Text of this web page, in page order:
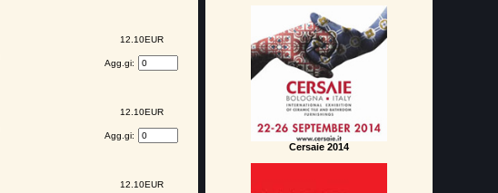
12.10EUR
Agg.gi:
12.10EUR
Agg.gi:
12.10EUR
Cersaie 2014